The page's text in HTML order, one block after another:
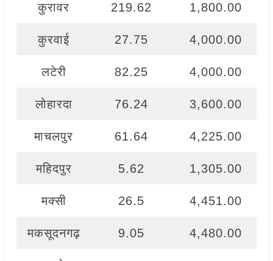
कुरावर 219.62 1,800.00
कुरवाई 27.75 4,000.00
लटेरी 82.25 4,000.00
लोहारदा 76.24 3,600.00
माचलपुर 61.64 4,225.00
महिदपुर 5.62 1,305.00
मक्सी 26.5 4,451.00
मकसूदनगढ़ 9.05 4,480.00